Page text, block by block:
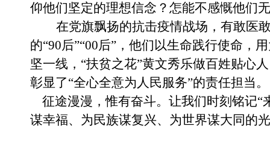
仰他们坚定的理想信念？怎能不感慨他们
在党旗飘扬的抗击疫情战场，有敢医
的“90后”“00后”，他们以生命践行使命，
坚一线，“扶贫之花”黄文秀乐做百姓贴心
彰显了“全心全意为人民服务”的责任担当。
征途漫漫，惟有奋斗。让我们时刻铭记“
谋幸福、为民族谋复兴、为世界谋大同的